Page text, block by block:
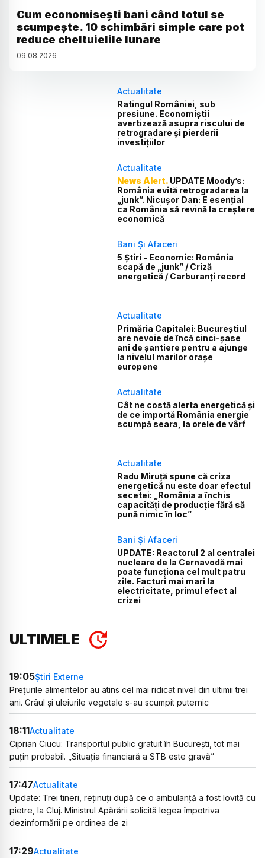
Cum economisești bani când totul se
scumpește. 10 schimbări simple care pot
reduce cheltuielile lunare
09.08.2026
Actualitate
Ratingul României, sub
presiune. Economiștii
avertizează asupra riscului de
retrogradare și pierderii
investițiilor
Actualitate
News Alert. UPDATE Moody’s:
România evită retrogradarea la
„junk”. Nicușor Dan: E esențial
ca România să revină la creștere
economică
Bani Și Afaceri
5 Știri - Economic: România
scapă de „junk” / Criză
energetică / Carburanți record
Actualitate
Primăria Capitalei: Bucureștiul
are nevoie de încă cinci-șase
ani de șantiere pentru a ajunge
la nivelul marilor orașe
europene
Actualitate
Cât ne costă alerta energetică și
de ce importă România energie
scumpă seara, la orele de vârf
Actualitate
Radu Miruță spune că criza
energetică nu este doar efectul
secetei: „România a închis
capacități de producție fără să
pună nimic în loc”
Bani Și Afaceri
UPDATE: Reactorul 2 al centralei
nucleare de la Cernavodă mai
poate funcționa cel mult patru
zile. Facturi mai mari la
electricitate, primul efect al
crizei
ULTIMELE
19:05Știri Externe
Prețurile alimentelor au atins cel mai ridicat nivel din ultimii trei
ani. Grâul și uleiurile vegetale s-au scumpit puternic
18:11Actualitate
Ciprian Ciucu: Transportul public gratuit în București, tot mai
puțin probabil. „Situația financiară a STB este gravă”
17:47Actualitate
Update: Trei tineri, reținuți după ce o ambulanță a fost lovită cu
pietre, la Cluj. Ministrul Apărării solicită legea împotriva
dezinformării pe ordinea de zi
17:29Actualitate